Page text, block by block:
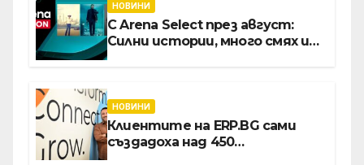
НОВИНИ
С Arena Select през август:
Силни истории, много смях и
НОВИНИ
Клиентите на ERP.BG сами
създадоха над 450